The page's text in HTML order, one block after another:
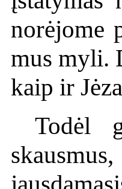
norėjome
mus myli.
kaip ir
Todėl